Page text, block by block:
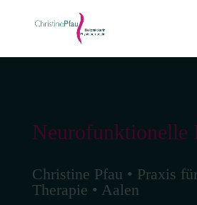
Neurofunktionelle
Christine Pfau • Praxis
Therapie • Aalen